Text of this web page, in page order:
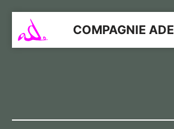
contenu
COMPAGNIE ADE